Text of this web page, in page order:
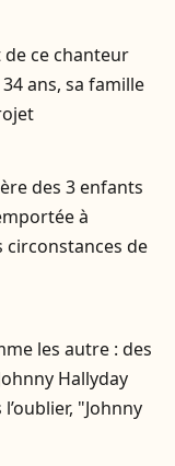
ce chanteur
ans, sa famille
des 3 enfants
à
circonstances de
les autre : des
Hallyday
"Johnny